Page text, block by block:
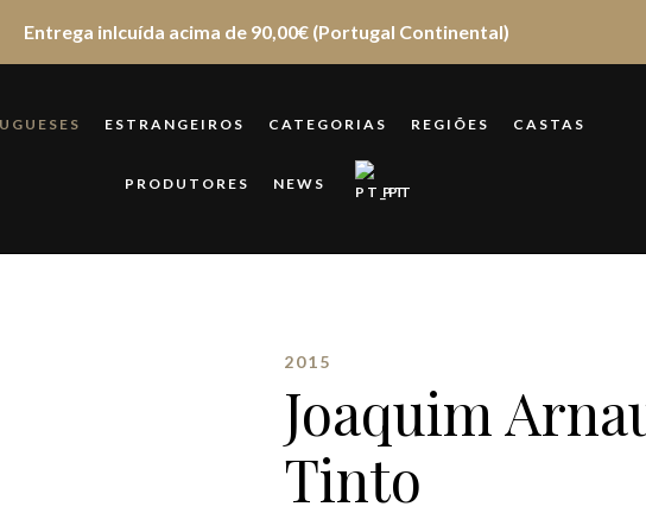
Entrega inlcuída acima de 90,00€ (Portugal Continental)
ESTRANGEIROS CATEGORIAS REGIÕES CASTAS
PRODUTORES NEWS PT
2015
Joaquim
Tinto